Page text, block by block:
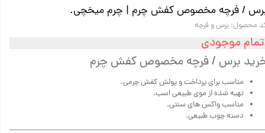
/ فرچه مخصوص کفش چرم | چرم میخچی.
محصول: برس و فرچه
موجودی
برس / فرچه مخصوص کفش چرم
مناسب برای پرداخت و پولش کفش چرمی.
تهیه شده از موی طبیعی اسب.
مناسب واکس های سنتی.
دسته چوب طبیعی.